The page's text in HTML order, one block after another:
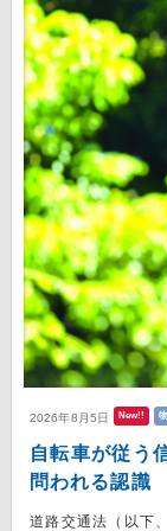
2026年8月5日 New!!
自転車が従う
問われる認識
道路交通法（以下